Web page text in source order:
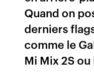
Quand on
derniers
comme le
Mi Mix 2S